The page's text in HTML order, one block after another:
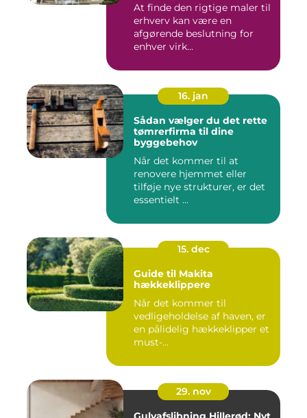
At finde den rigtige maler til
erhverv kan være en
afgørende beslutning for
enhver virk...
16. jan
Sådan vælger du det rette
tømrerfirma til dine
byggebehov
Når det kommer til at
renovere hjemmet eller
tilføje nye strukturer, er det
essentielt ...
15. dec
Guide til Makita
hækkeklippere
Når det kommer til
vedligeholdelse af haven, er
en pålidelig hækkeklipper et
must-...
29. nov